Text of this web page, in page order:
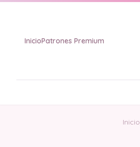
InicioPatrones Premium
Inicio